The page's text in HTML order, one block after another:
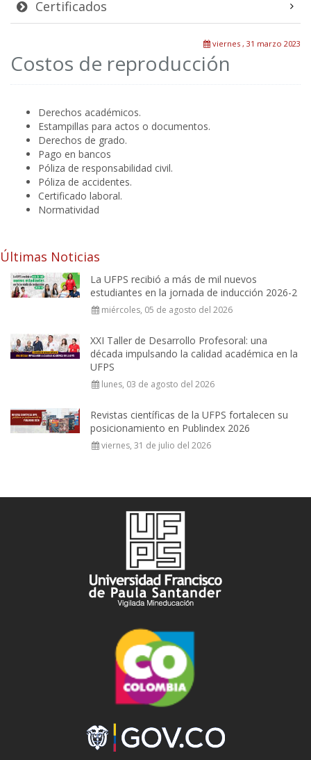
Certificados
viernes , 31 marzo 2023
Costos de reproducción
Derechos académicos.
Estampillas para actos o documentos.
Derechos de grado.
Pago en bancos
Póliza de responsabilidad civil.
Póliza de accidentes.
Certificado laboral.
Normatividad
Últimas Noticias
La UFPS recibió a más de mil nuevos
estudiantes en la jornada de inducción 2026-2
miércoles, 05 de agosto del 2026
XXI Taller de Desarrollo Profesoral: una
década impulsando la calidad académica en la
UFPS
lunes, 03 de agosto del 2026
Revistas científicas de la UFPS fortalecen su
posicionamiento en Publindex 2026
viernes, 31 de julio del 2026